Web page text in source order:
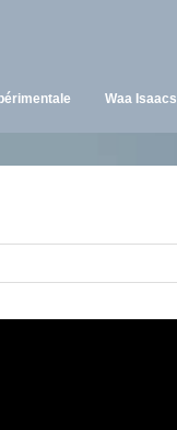
Waa Isaacs